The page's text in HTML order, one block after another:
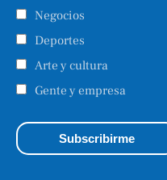
Negocios
Deportes
Arte y cultura
Gente y empresa